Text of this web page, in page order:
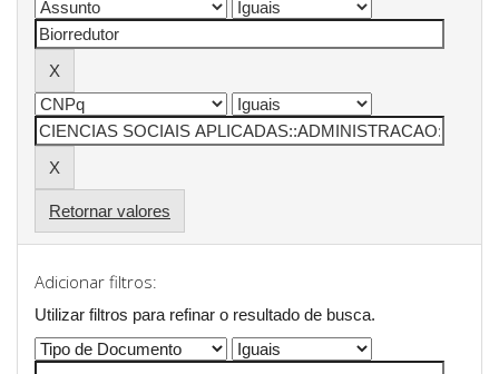
Retornar valores
Adicionar filtros:
Utilizar filtros para refinar o resultado de busca.